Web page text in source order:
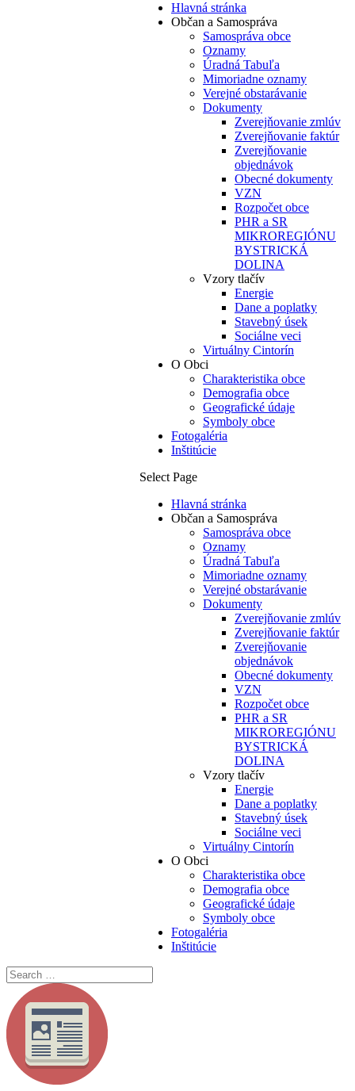
Hlavná stránka
Občan a Samospráva
Samospráva obce
Oznamy
Úradná Tabuľa
Mimoriadne oznamy
Verejné obstarávanie
Dokumenty
Zverejňovanie zmlúv
Zverejňovanie faktúr
Zverejňovanie
objednávok
Obecné dokumenty
VZN
Rozpočet obce
PHR a SR
MIKROREGIÓNU
BYSTRICKÁ
DOLINA
Vzory tlačív
Energie
Dane a poplatky
Stavebný úsek
Sociálne veci
Virtuálny Cintorín
O Obci
Charakteristika obce
Demografia obce
Geografické údaje
Symboly obce
Fotogaléria
Inštitúcie
Select Page
Hlavná stránka
Občan a Samospráva
Samospráva obce
Oznamy
Úradná Tabuľa
Mimoriadne oznamy
Verejné obstarávanie
Dokumenty
Zverejňovanie zmlúv
Zverejňovanie faktúr
Zverejňovanie
objednávok
Obecné dokumenty
VZN
Rozpočet obce
PHR a SR
MIKROREGIÓNU
BYSTRICKÁ
DOLINA
Vzory tlačív
Energie
Dane a poplatky
Stavebný úsek
Sociálne veci
Virtuálny Cintorín
O Obci
Charakteristika obce
Demografia obce
Geografické údaje
Symboly obce
Fotogaléria
Inštitúcie